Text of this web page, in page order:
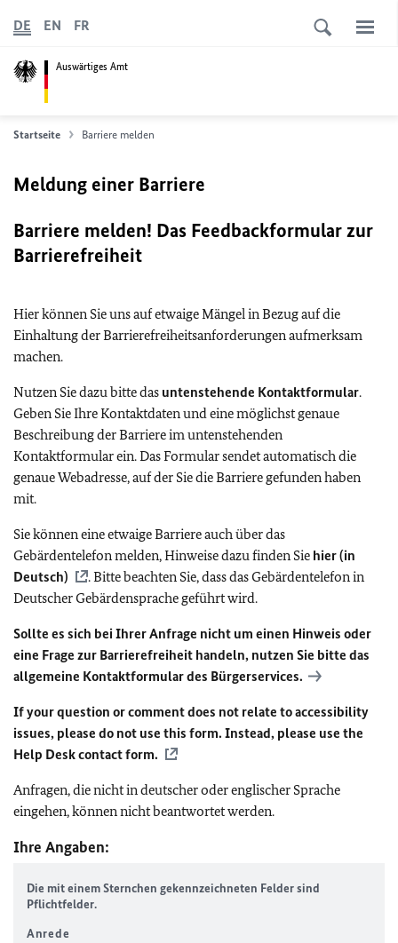
Auswärtiges Amt
DE EN FR
Startseite Barriere melden
Meldung einer Barriere
Barriere melden! Das Feedbackformular zur
Barrierefreiheit
Hier können Sie uns auf etwaige Mängel in Bezug auf die
Einhaltung der Barrierefreiheitsanforderungen aufmerksam
machen.
Nutzen Sie dazu bitte das untenstehende Kontaktformular.
Geben Sie Ihre Kontaktdaten und eine möglichst genaue
Beschreibung der Barriere im untenstehenden
Kontaktformular ein. Das Formular sendet automatisch die
genaue Webadresse, auf der Sie die Barriere gefunden haben
mit.
Sie können eine etwaige Barriere auch über das
Gebärdentelefon melden, Hinweise dazu finden Sie hier (in
Deutsch)
. Bitte beachten Sie, dass das Gebärdentelefon in
Deutscher Gebärdensprache geführt wird.
Sollte es sich bei Ihrer Anfrage nicht um einen Hinweis oder
eine Frage zur Barrierefreiheit handeln, nutzen Sie bitte das
allgemeine Kontaktformular des Bürgerservices.
If your question or comment does not relate to accessibility
issues, please do not use this form. Instead, please use the
Help Desk contact form.
Anfragen, die nicht in deutscher oder englischer Sprache
eingehen, können nicht beantwortet werden.
Ihre Angaben:
Die mit einem Sternchen gekennzeichneten Felder sind
Pflichtfelder.
Anrede